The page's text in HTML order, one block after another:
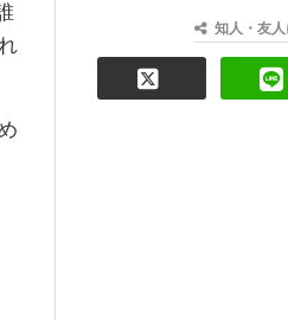
知人・友